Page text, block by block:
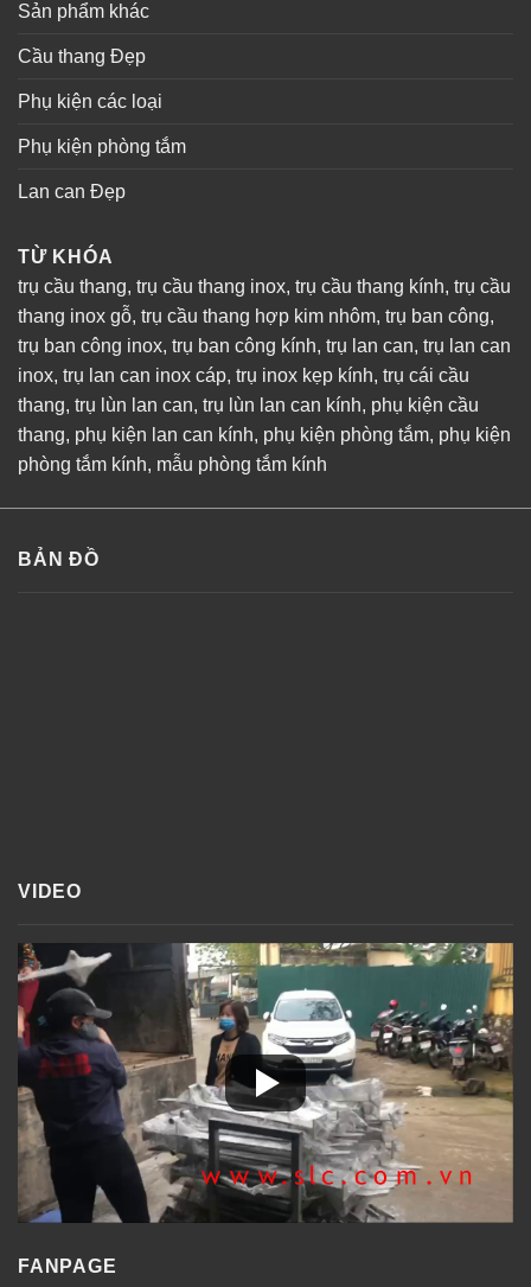
Sản phẩm khác
Cầu thang Đẹp
Phụ kiện các loại
Phụ kiện phòng tắm
Lan can Đẹp
TỪ KHÓA
trụ cầu thang, trụ cầu thang inox, trụ cầu thang kính, trụ cầu
thang inox gỗ, trụ cầu thang hợp kim nhôm, trụ ban công,
trụ ban công inox, trụ ban công kính, trụ lan can, trụ lan can
inox, trụ lan can inox cáp, trụ inox kẹp kính, trụ cái cầu
thang, trụ lùn lan can, trụ lùn lan can kính, phụ kiện cầu
thang, phụ kiện lan can kính, phụ kiện phòng tắm, phụ kiện
phòng tắm kính, mẫu phòng tắm kính
BẢN ĐỒ
VIDEO
FANPAGE